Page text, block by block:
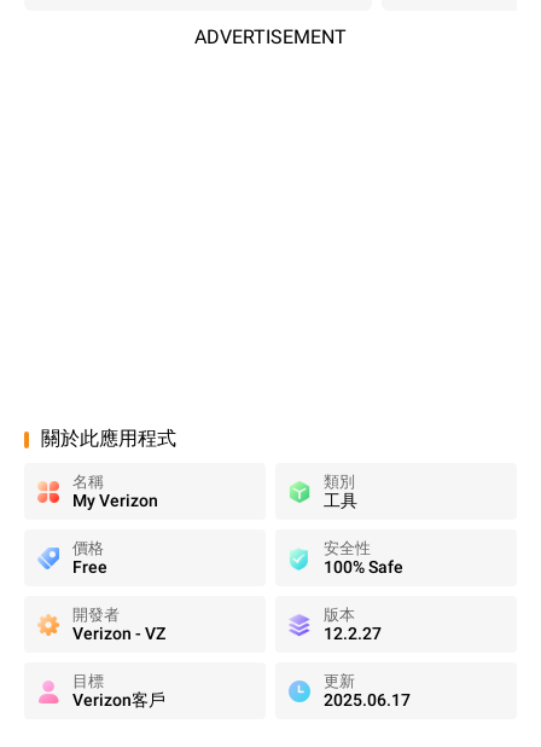
ADVERTISEMENT
關於此應用程式
名稱
My Verizon
類別
工具
價格
Free
安全性
100% Safe
開發者
Verizon - VZ
版本
12.2.27
目標
Verizon客戶
更新
2025.06.17